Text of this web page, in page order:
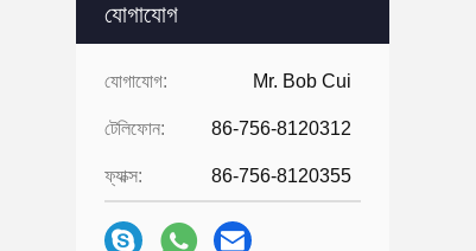
যোগাযোগ
যোগাযোগ: Mr. Bob Cui
টেলিফোন: 86-756-8120312
ফ্যাক্স: 86-756-8120355